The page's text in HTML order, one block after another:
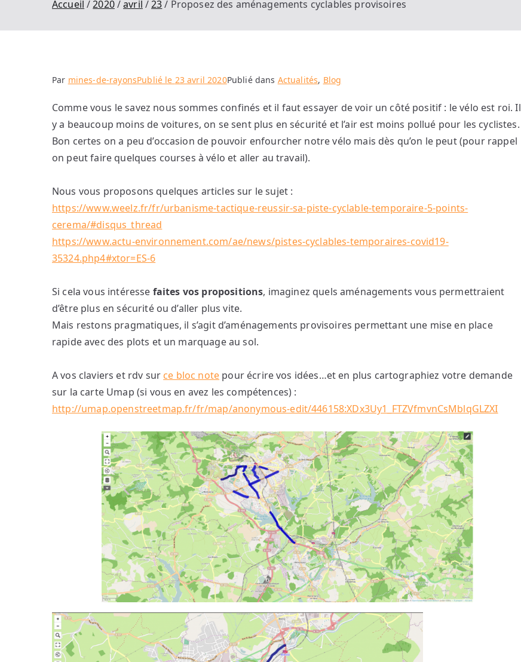
Accueil 2020 avril 23 Proposez des aménagements cyclables provisoires
Par mines-de-rayonsPublié le 23 avril 2020Publié dans Actualités, Blog
Comme vous le savez nous sommes confinés et il faut essayer de voir un côté positif : le vélo est roi. Il
y a beaucoup moins de voitures, on se sent plus en sécurité et l’air est moins pollué pour les cyclistes.
Bon certes on a peu d’occasion de pouvoir enfourcher notre vélo mais dès qu’on le peut (pour rappel
on peut faire quelques courses à vélo et aller au travail).
Nous vous proposons quelques articles sur le sujet :
https://www.weelz.fr/fr/urbanisme-tactique-reussir-sa-piste-cyclable-temporaire-5-points-
cerema/#disqus_thread
https://www.actu-environnement.com/ae/news/pistes-cyclables-temporaires-covid19-
35324.php4#xtor=ES-6
Si cela vous intéresse faites vos propositions, imaginez quels aménagements vous permettraient
d’être plus en sécurité ou d’aller plus vite.
Mais restons pragmatiques, il s’agit d’aménagements provisoires permettant une mise en place
rapide avec des plots et un marquage au sol.
A vos claviers et rdv sur ce bloc note pour écrire vos idées…et en plus cartographiez votre demande
sur la carte Umap (si vous en avez les compétences) :
http://umap.openstreetmap.fr/fr/map/anonymous-edit/446158:XDx3Uy1_FTZVfmvnCsMblqGLZXI